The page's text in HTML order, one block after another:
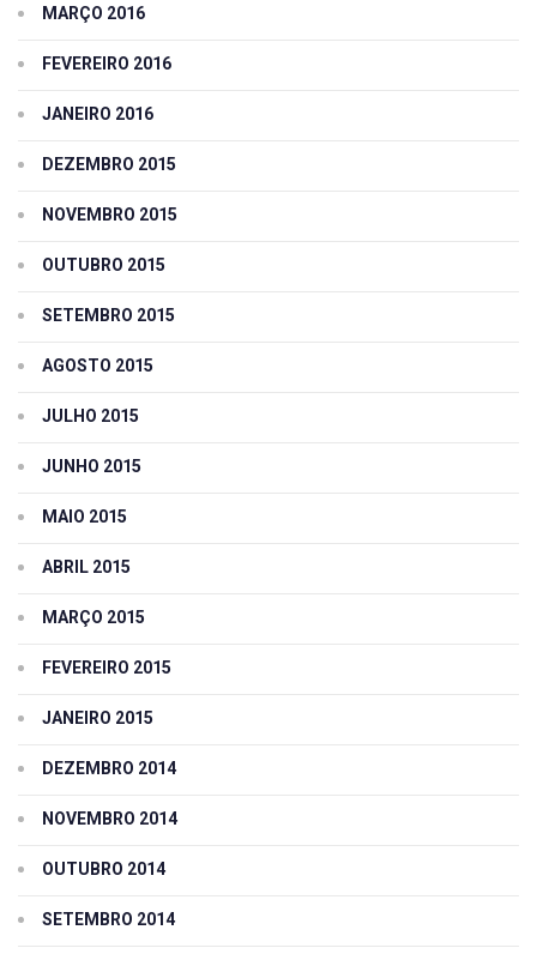
MARÇO 2016
FEVEREIRO 2016
JANEIRO 2016
DEZEMBRO 2015
NOVEMBRO 2015
OUTUBRO 2015
SETEMBRO 2015
AGOSTO 2015
JULHO 2015
JUNHO 2015
MAIO 2015
ABRIL 2015
MARÇO 2015
FEVEREIRO 2015
JANEIRO 2015
DEZEMBRO 2014
NOVEMBRO 2014
OUTUBRO 2014
SETEMBRO 2014